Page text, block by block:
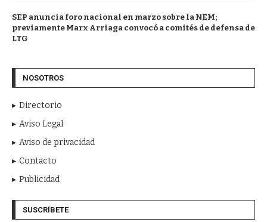
SEP anuncia foro nacional en marzo sobre la NEM;
previamente Marx Arriaga convocó a comités de defensa de
LTG
NOSOTROS
Directorio
Aviso Legal
Aviso de privacidad
Contacto
Publicidad
SUSCRÍBETE